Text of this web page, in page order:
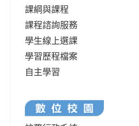
課綱與課程
課程諮詢服務
學生線上選課
學習歷程檔案
自主學習